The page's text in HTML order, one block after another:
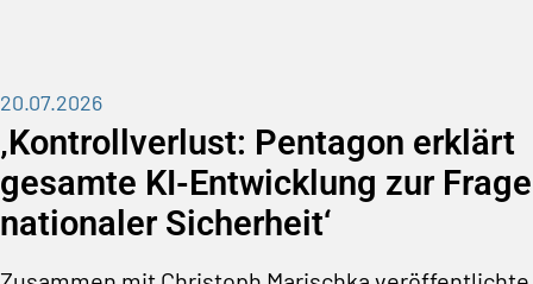
20.07.2026
‚Kontrollverlust: Pentagon erklärt
gesamte KI-Entwicklung zur Frage
nationaler Sicherheit‘